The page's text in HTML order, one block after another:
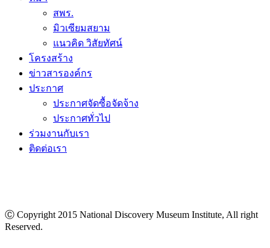
สพร.
มิวเซียมสยาม
แนวคิด วิสัยทัศน์
โครงสร้าง
ข่าวสารองค์กร
ประกาศ
ประกาศจัดซื้อจัดจ้าง
ประกาศทั่วไป
ร่วมงานกับเรา
ติดต่อเรา
Ⓒ Copyright 2015 National Discovery Museum Institute, All right
Reserved.